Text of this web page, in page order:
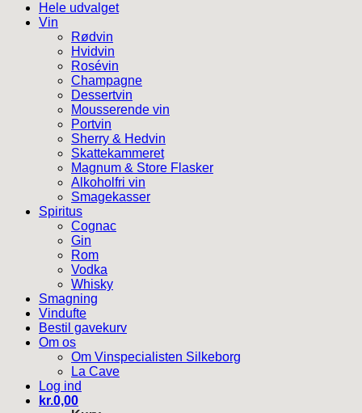
Hele udvalget
Vin
Rødvin
Hvidvin
Rosévin
Champagne
Dessertvin
Mousserende vin
Portvin
Sherry & Hedvin
Skattekammeret
Magnum & Store Flasker
Alkoholfri vin
Smagekasser
Spiritus
Cognac
Gin
Rom
Vodka
Whisky
Smagning
Vindufte
Bestil gavekurv
Om os
Om Vinspecialisten Silkeborg
La Cave
Log ind
kr.0,00